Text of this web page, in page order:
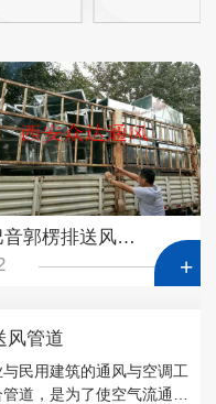
巴音郭楞排送风管道
风管道
民用建筑的通风与空调工
道，是为了使空气流通，